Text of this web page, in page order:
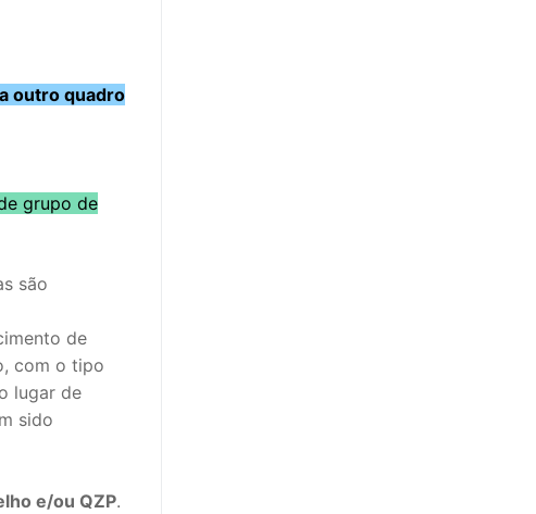
outro quadro
grupo de
são
de
com o tipo
lugar de
sido
e/ou QZP.